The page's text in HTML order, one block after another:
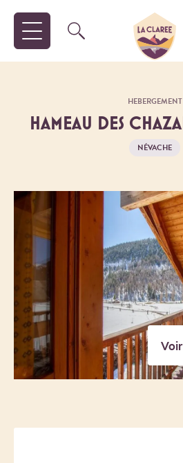
HEBERGEMENT
HAMEAU DES
NÉVACHE